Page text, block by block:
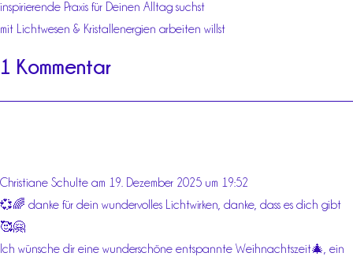
inspirierende Praxis für Deinen Alltag suchst
mit Lichtwesen & Kristallenergien arbeiten willst
1 Kommentar
Christiane Schulte am 19. Dezember 2025 um 19:52
💞🌈 danke für dein wundervolles Lichtwirken, danke, dass es dich gibt
🥰🤗
Ich wünsche dir eine wunderschöne entspannte Weihnachtszeit🎄, ein